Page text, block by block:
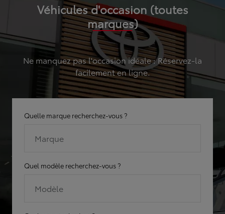
Véhicules d'occasion (toutes
marques)
Ne manquez pas l'occasion idéale : Réservez-la
facilement en ligne.
Quelle marque recherchez-vous ?
Marque
Quel modèle recherchez-vous ?
Modèle